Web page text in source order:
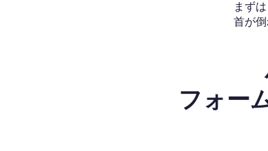
まず
首が
フォー